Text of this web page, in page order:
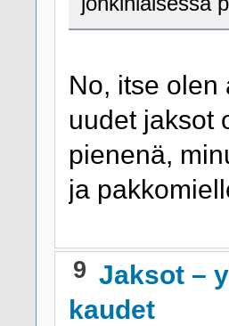
No, itse olen
uudet jaksot
pienenä,
ja
9 Jaksot –
kaudet